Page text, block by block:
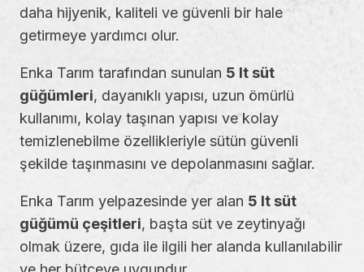
daha hijyenik, kaliteli ve güvenli bir hale
getirmeye yardımcı olur.
Enka Tarım tarafından sunulan 5 lt süt
güğümleri, dayanıklı yapısı, uzun ömürlü
kullanımı, kolay taşınan yapısı ve kolay
temizlenebilme özellikleriyle sütün güvenli
şekilde taşınmasını ve depolanmasını sağlar.
Enka Tarım yelpazesinde yer alan 5 lt süt
güğümü çeşitleri, başta süt ve zeytinyağı
olmak üzere, gıda ile ilgili her alanda kullanılabilir